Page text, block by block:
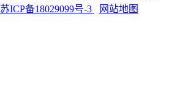
苏ICP备18029099号-3 网站地图